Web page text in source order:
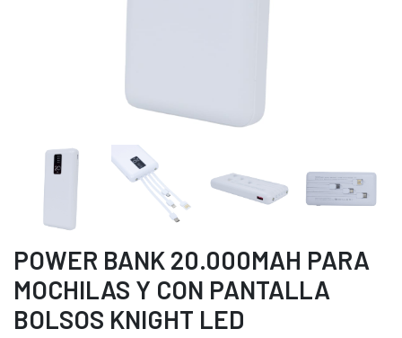
POWER BANK 20.000MAH PARA
MOCHILAS Y CON PANTALLA
BOLSOS KNIGHT LED